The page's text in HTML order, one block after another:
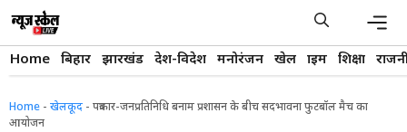
content
Home बिहार झारखंड देश-विदेश मनोरंजन खेल क्राइम शिक्षा
Home - खेलकूद - पत्रकार-जनप्रतिनिधि बनाम प्रशासन के बीच सदभावना फुटबॉल मैच का
आयोजन